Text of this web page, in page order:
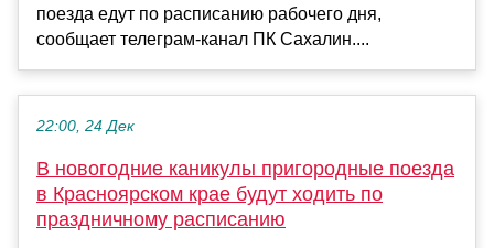
поезда едут по расписанию рабочего дня,
сообщает телеграм-канал ПК Сахалин....
22:00, 24 Дек
В новогодние каникулы пригородные поезда
в Красноярском крае будут ходить по
праздничному расписанию